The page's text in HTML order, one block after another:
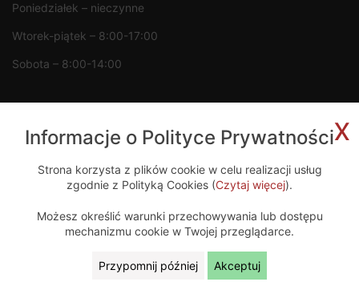
Poniedziałek – nieczynne
Wtorek-piątek – 8:00-17:00
Sobota – 8:00-14:00
Projekt i wykonanie
x
Informacje o Polityce Prywatności
Strona korzysta z plików cookie w celu realizacji usług
zgodnie z Polityką Cookies (Czytaj więcej).
Możesz określić warunki przechowywania lub dostępu
mechanizmu cookie w Twojej przeglądarce.
Przypomnij później Akceptuj